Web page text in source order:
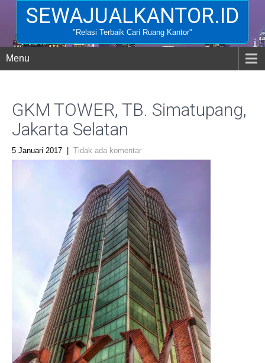
SEWAJUALKANTOR.ID
"Relasi Terbaik Cari Ruang Kantor"
Menu
GKM TOWER, TB. Simatupang,
Jakarta Selatan
5 Januari 2017 Tidak ada komentar